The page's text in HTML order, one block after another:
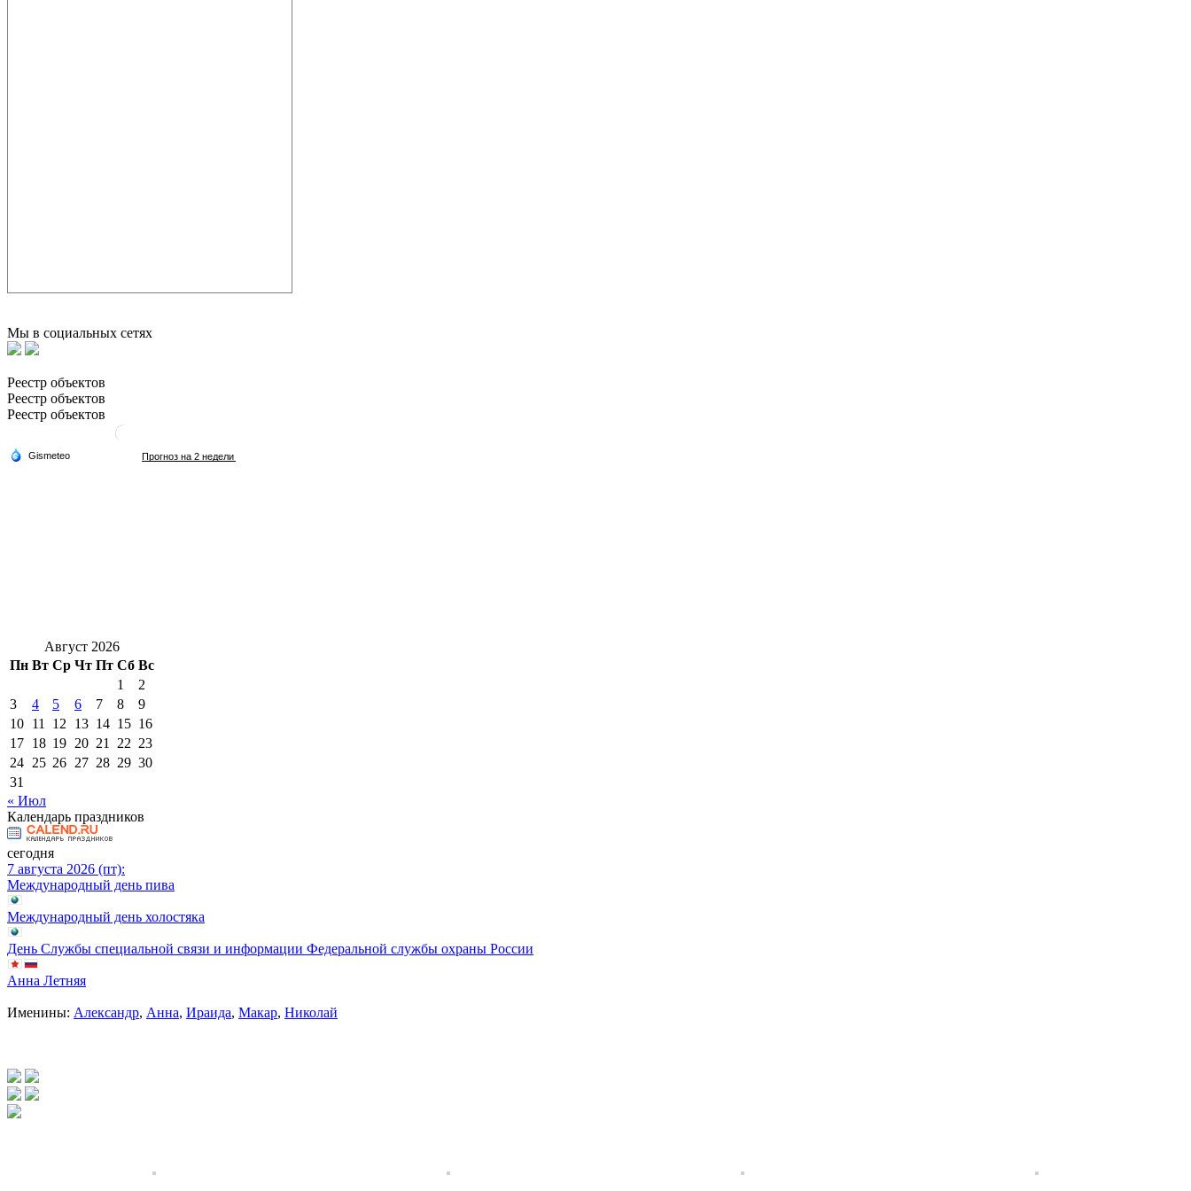
Мы в социальных сетях
Реестр объектов
Реестр объектов
Реестр объектов
Август 2026
Пн Вт Ср Чт Пт Сб Вс
1
2
3
4 5 6 7 8
9
10 11 12 13 14 15 16
17 18 19 20 21 22 23
24 25 26 27 28 29 30
31
« Июл
Календарь праздников
сегодня
7 августа 2026 (пт):
Международный день пива
Международный день холостяка
День Службы специальной связи и информации Федеральной службы охраны России
Анна Летняя
Именины: Александр, Анна, Ираида, Макар, Николай